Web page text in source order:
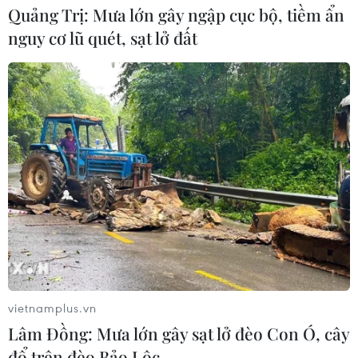
06/08/2026 15:34
Italy và Hy Lạp trở thành điểm nóng
của virus Tây sông Nile
06/08/2026 13:24
NATO ưu tiên đẩy nhanh chuyển
giao hệ thống phòng không cho
Ukraine
06/08/2026 12:24
Thắt chặt tình hữu nghị sắt son giữa
các cựu chuyên gia quân sự Nga với
Quảng Trị: Mưa lớn gây ngập cục bộ, tiềm ẩn
nguy cơ lũ quét, sạt lở đất
vietnamplus.vn
Lâm Đồng: Mưa lớn gây sạt lở đèo Con Ó, cây